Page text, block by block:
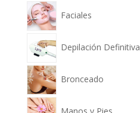
Faciales
Depilación Definitiva
Bronceado